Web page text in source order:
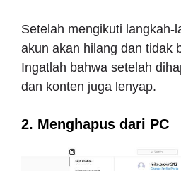
Setelah mengikuti langkah-
akun akan hilang dan tidak
Ingatlah bahwa setelah
dan konten juga lenyap.
2. Menghapus dari PC